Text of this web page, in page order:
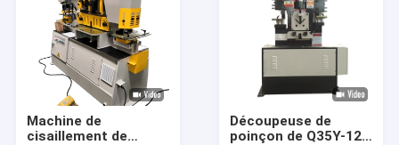
Machine de
cisaillement de
Découpeuse de
poinçon de Q35Y-12